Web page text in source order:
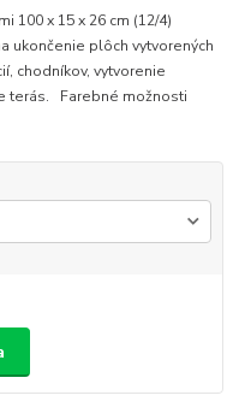
100 x 15 x 26 cm (12/4)
ukončenie plôch vytvorených
chodníkov, vytvorenie
terás. Farebné možnosti